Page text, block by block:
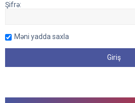
Şifrə:
Məni yadda saxla